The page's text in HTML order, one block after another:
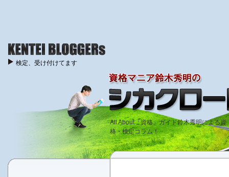
All About「資格」ガイド鈴木秀明による資
格・検定コラム！
検定、受け付けてます